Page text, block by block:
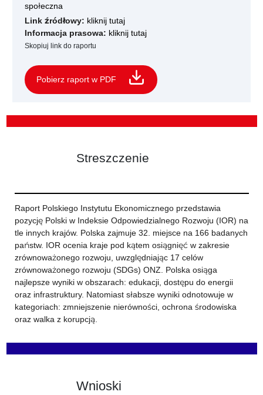
społeczna
Link źródłowy: kliknij tutaj
Informacja prasowa: kliknij tutaj
Skopiuj link do raportu
Pobierz raport w PDF
Streszczenie
Raport Polskiego Instytutu Ekonomicznego przedstawia
pozycję Polski w Indeksie Odpowiedzialnego Rozwoju (IOR) na
tle innych krajów. Polska zajmuje 32. miejsce na 166 badanych
państw. IOR ocenia kraje pod kątem osiągnięć w zakresie
zrównoważonego rozwoju, uwzględniając 17 celów
zrównoważonego rozwoju (SDGs) ONZ. Polska osiąga
najlepsze wyniki w obszarach: edukacji, dostępu do energii
oraz infrastruktury. Natomiast słabsze wyniki odnotowuje w
kategoriach: zmniejszenie nierówności, ochrona środowiska
oraz walka z korupcją.
Wnioski